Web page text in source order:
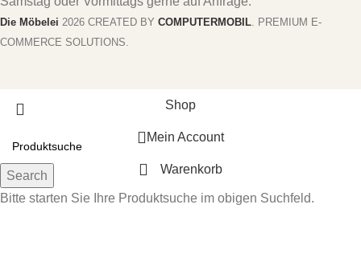
Die Möbelei 2026 CREATED BY COMPUTERMOBIL. PREMIUM E-
COMMERCE SOLUTIONS.
Search
Bitte starten Sie Ihre Produktsuche im obigen Suchfeld.
Shop
Mein Account
Warenkorb